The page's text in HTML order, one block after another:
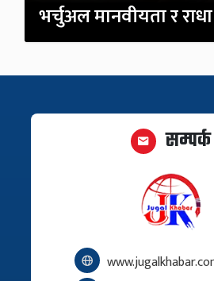
भर्चुअल मानवीयता र
सम्पर्क